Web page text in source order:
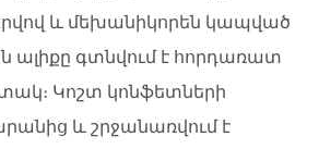
և մեխանիկորեն կապված
ալիքը գտնվում է հորդառատ
տակ։ Կոշտ կոնֆետների
և շրջանառվում է